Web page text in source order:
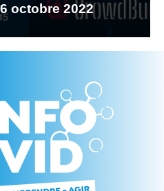
octobre 2022